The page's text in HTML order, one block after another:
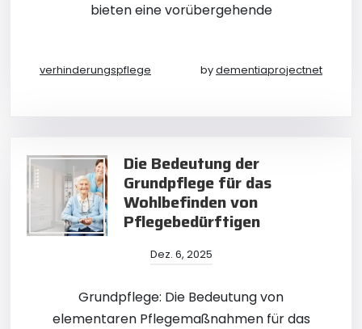
bieten eine vorübergehende
verhinderungspflege bydementiaprojectnet
Die Bedeutung der
Grundpflege für das
Wohlbefinden von
Pflegebedürftigen
Dez. 6, 2025
Grundpflege: Die Bedeutung von
elementaren Pflegemaßnahmen für das